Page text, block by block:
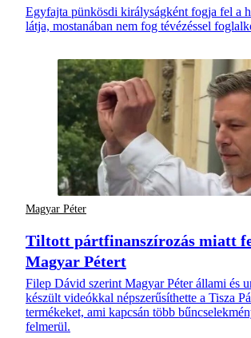
Egyfajta pünkösdi királyságként fogja fel a
látja, mostanában nem fog tévézéssel
Magyar Péter
Tiltott pártfinanszírozás miatt
Magyar Pétert
Filep Dávid szerint Magyar Péter állami és
készült videókkal népszerűsíthette a Tisza
termékeket, ami kapcsán több
felmerül.